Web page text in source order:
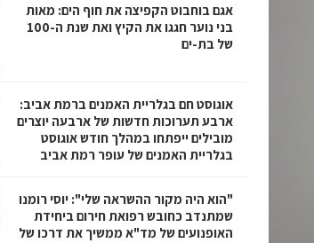
אגם בוחבוט הקפיצה את חוף הים: מאות
בני נוער חגגו את הקיץ ואת שנת ה-100
של בת-ים
אוגוסט חם בגלריית האמנים ברמת אביב:
ארבע תערוכות חדשות של ארבעה יוצרים
מובילים ייפתחו במהלך חודש אוגוסט
בגלריית האמנים של עופר רמת אביב
"הוא היה מקור ההשראה שלי": יוסי רומנו
שמתנדב כחובש רפואת חירום ביחידת
האופנועים של מד"א ממשיך את דרכו של